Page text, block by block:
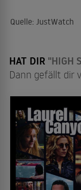
Quelle: JustWatch
HAT DIR "HIGH
Dann gefällt dir